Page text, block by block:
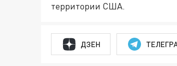
территории США.
ДЗЕН